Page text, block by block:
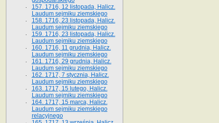
157. 1716, 12 listopada, Halicz.
Laudum sejmiku ziemskiego
158. 1716, 23 listopada, Halicz.
Laudum sejmiku ziemskiego
159. 1716, 23 listopada, Halicz.
Laudum sejmiku ziemskiego
160. 1716, 11 grudnia, Halicz.
Laudum sejmiku ziemskiego
161. 1716, 29 grudnia, Halicz.
Laudum sejmiku ziemskiego
162. 1717, 7 stycznia, Halicz.
Laudum sejmiku ziemskiego
163. 1717, 15 lutego, Halicz.
Laudum sejmiku ziemskiego
164. 1717, 15 marca, Halicz.
Laudum sejmiku ziemskiego
relacyjnego